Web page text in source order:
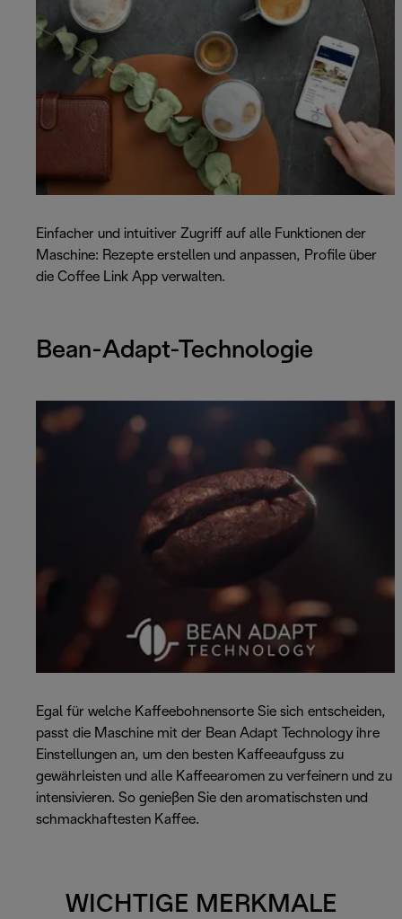
Einfacher und intuitiver Zugriff auf alle Funktionen der
Maschine: Rezepte erstellen und anpassen, Profile über
die Coffee Link App verwalten.
Bean-Adapt-Technologie
Egal für welche Kaffeebohnensorte Sie sich entscheiden,
passt die Maschine mit der Bean Adapt Technology ihre
Einstellungen an, um den besten Kaffeeaufguss zu
gewährleisten und alle Kaffeearomen zu verfeinern und zu
intensivieren. So genießen Sie den aromatischsten und
schmackhaftesten Kaffee.
WICHTIGE MERKMALE